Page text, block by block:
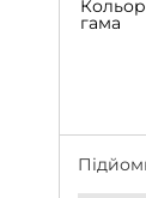
гама